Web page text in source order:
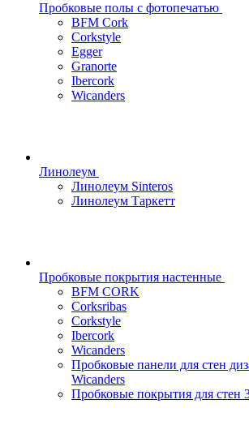
Пробковые полы с фотопечатью
BFM Cork
Corkstyle
Egger
Granorte
Ibercork
Wicanders
Линолеум
Линолеум Sinteros
Линолеум Таркетт
Пробковые покрытия настенные
BFM CORK
Corksribas
Corkstyle
Ibercork
Wicanders
Пробковые панели для стен
Wicanders
Пробковые покрытия для стен